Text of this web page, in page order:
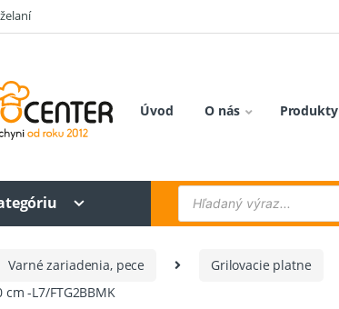
Úvod O nás Produkty
Products
search
Varné zariadenia, pece Grilovacie platne
-L7/FTG2BBMK